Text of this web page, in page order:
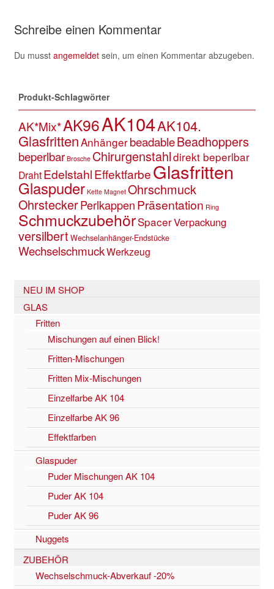
Schreibe einen Kommentar
Du musst angemeldetsein, um einen Kommentar abzugeben.
Produkt-Schlagwörter
AK*Mix*AK96AK104AK104.
GlasfrittenAnhängerbeadableBeadhoppers
beperlbar Brosche Chirurgenstahldirekt beperlbar
DrahtEdelstahlEffektfarbeGlasfritten
Glaspuder Kette Magnet Ohrschmuck
OhrsteckerPerlkappenPräsentation Ring
SchmuckzubehörSpacerVerpackung
versilbert Wechselanhänger-Endstücke
WechselschmuckWerkzeug
NEU IM SHOP
GLAS
Fritten
Mischungen auf einen Blick!
Fritten-Mischungen
Fritten Mix-Mischungen
Einzelfarbe AK 104
Einzelfarbe AK 96
Effektfarben
Glaspuder
Puder Mischungen AK 104
Puder AK 104
Puder AK 96
Nuggets
ZUBEHÖR
Wechselschmuck-Abverkauf -20%